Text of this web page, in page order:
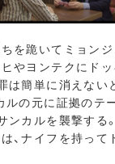
を跪いてミョンジ
やヨンテクにド
は簡単に消えない
ルの元に証拠のテ
ンカルを襲撃する
、ナイフを持って